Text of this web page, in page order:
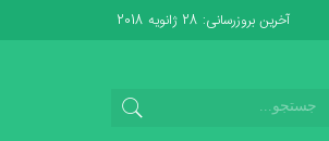
آخرین بروزرسانی: 28 ژانویه 2018